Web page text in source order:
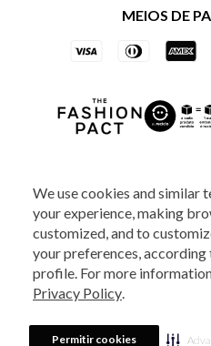
We use cookies and similar
your experience, making
customized, and to
your preferences,
profile. For more
Privacy Policy.
Permitir cookies
Trocas e Devoluções
Vai de Visa
Azul Fidelidade
MEIOS DE
2025 - Veste S.A Estilo. Todos os
se no direito de corrigir ou alterar
880 5520.Horário de Atendimento:
Sábados das 8h às 14h, exceto